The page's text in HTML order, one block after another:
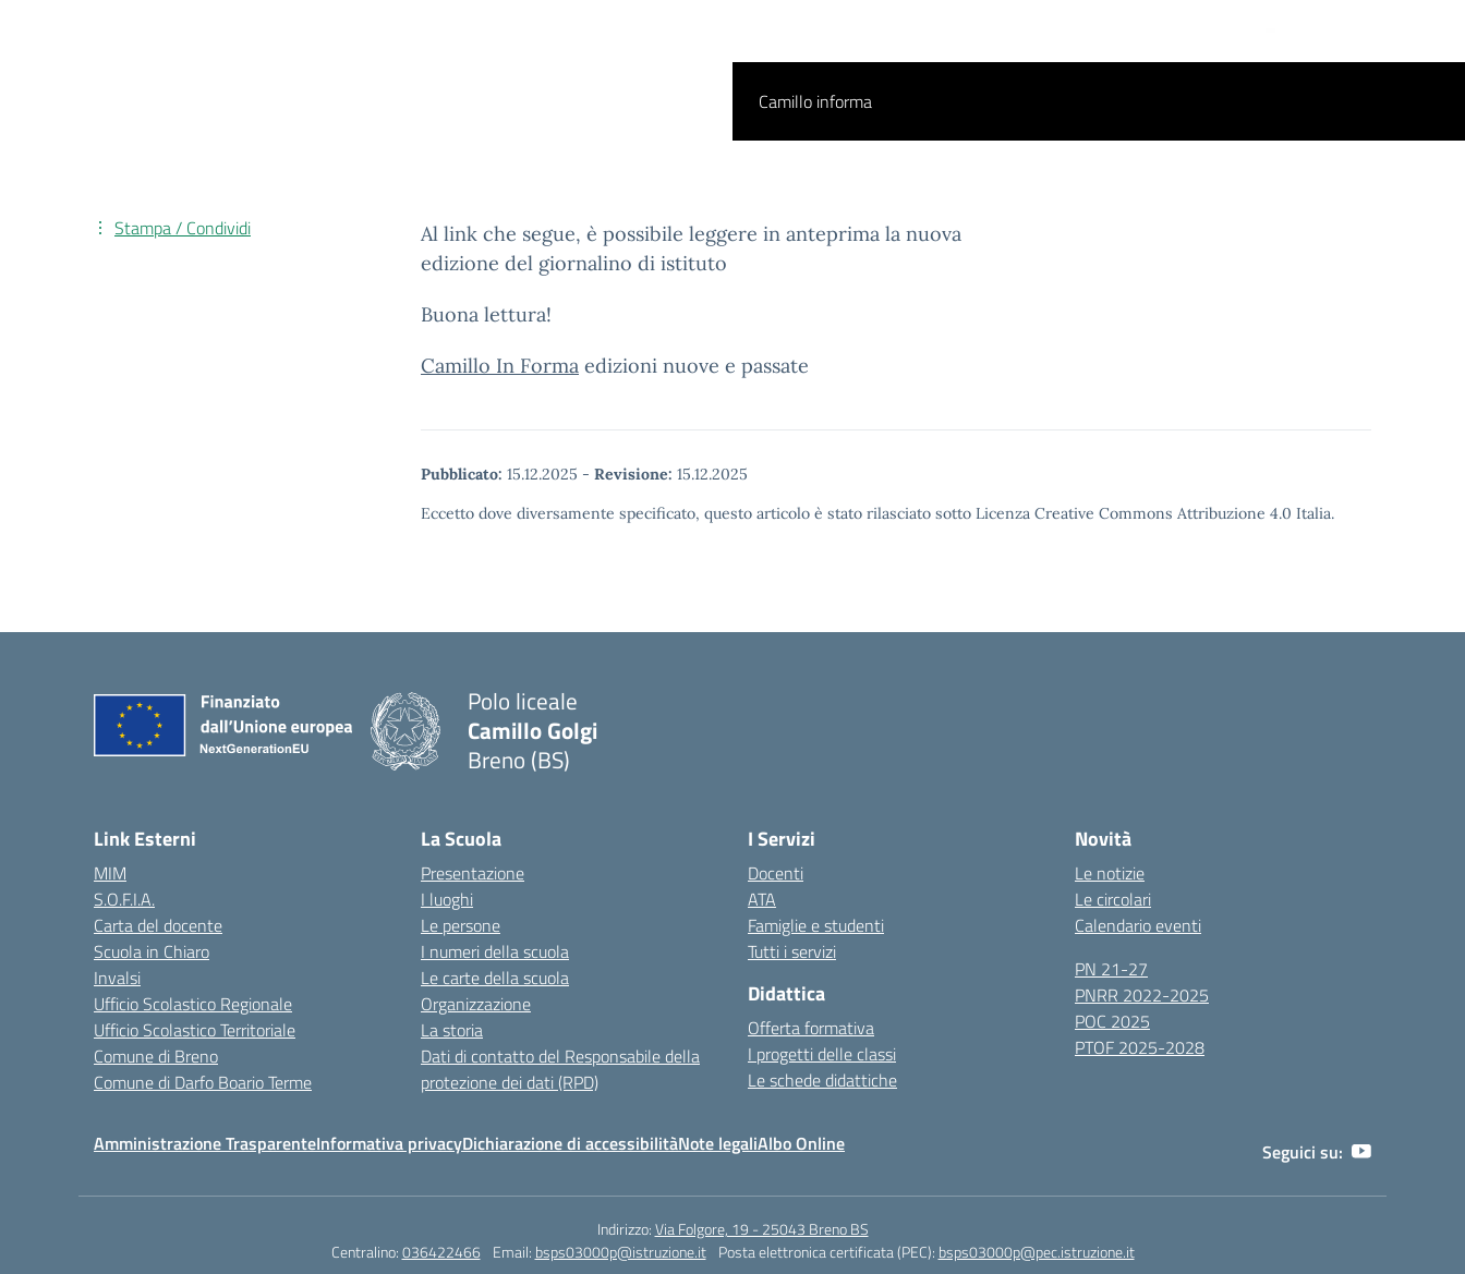
Camillo informa
Al link che segue, è possibile leggere in anteprima la nuova
edizione del giornalino di istituto
Buona lettura!
Camillo In Forma edizioni nuove e passate
Pubblicato: 15.12.2025 - Revisione: 15.12.2025
Eccetto dove diversamente specificato, questo articolo è stato rilasciato sotto Licenza Creative Commons Attribuzione 4.0 Italia.
Stampa / Condividi
Polo liceale
Camillo Golgi
Breno (BS)
Link Esterni
MIM
S.O.F.I.A.
Carta del docente
Scuola in Chiaro
Invalsi
Ufficio Scolastico Regionale
Ufficio Scolastico Territoriale
Comune di Breno
Comune di Darfo Boario Terme
La Scuola
Presentazione
I luoghi
Le persone
I numeri della scuola
Le carte della scuola
Organizzazione
La storia
Dati di contatto del Responsabile della
protezione dei dati (RPD)
I Servizi
Docenti
ATA
Famiglie e studenti
Tutti i servizi
Didattica
Offerta formativa
I progetti delle classi
Le schede didattiche
Novità
Le notizie
Le circolari
Calendario eventi
PN 21-27
PNRR 2022-2025
POC 2025
PTOF 2025-2028
Amministrazione TrasparenteInformativa privacyDichiarazione di accessibilitàNote legaliAlbo Online Seguici su:
Indirizzo:Via Folgore, 19 - 25043 Breno BS
Centralino:036422466 Email: bsps03000p@istruzione.it Posta elettronica certificata (PEC): bsps03000p@pec.istruzione.it